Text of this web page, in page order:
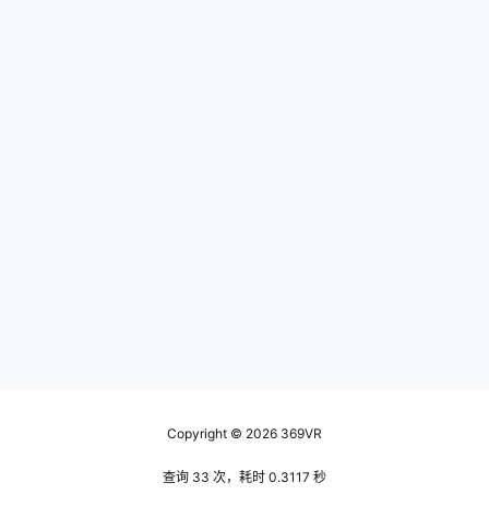
Copyright © 2026 369VR
查询 33 次，耗时 0.3117 秒